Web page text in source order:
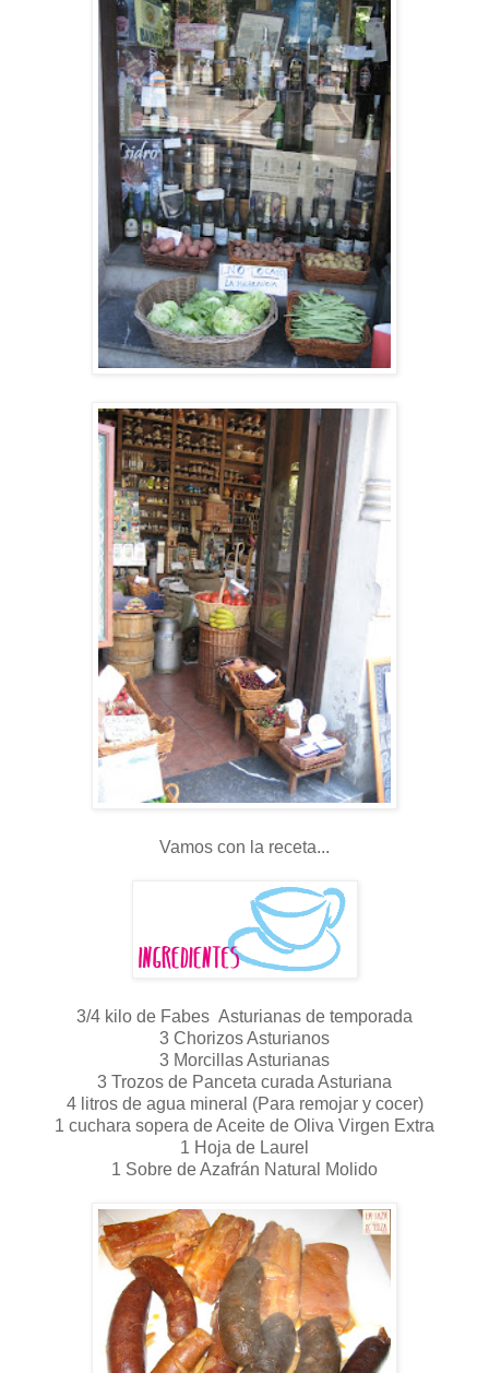
Vamos con la receta...
3/4 kilo de Fabes Asturianas de temporada
3 Chorizos Asturianos
3 Morcillas Asturianas
3 Trozos de Panceta curada Asturiana
4 litros de agua mineral (Para remojar y cocer)
1 cuchara sopera de Aceite de Oliva Virgen Extra
1 Hoja de Laurel
1 Sobre de Azafrán Natural Molido